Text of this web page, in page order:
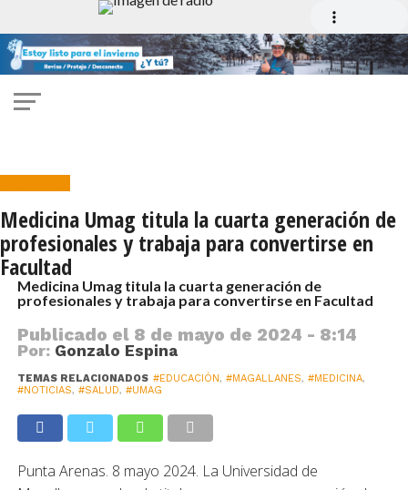
Educación
Medicina Umag titula la cuarta generación de
profesionales y trabaja para convertirse en
Facultad
Medicina Umag titula la cuarta generación de
profesionales y trabaja para convertirse en Facultad
Publicado el 8 de mayo de 2024 - 8:14
Por: Gonzalo Espina
TEMAS RELACIONADOS #EDUCACIÓN, #MAGALLANES, #MEDICINA,
#NOTICIAS, #SALUD, #UMAG
Punta Arenas. 8 mayo 2024. La Universidad de